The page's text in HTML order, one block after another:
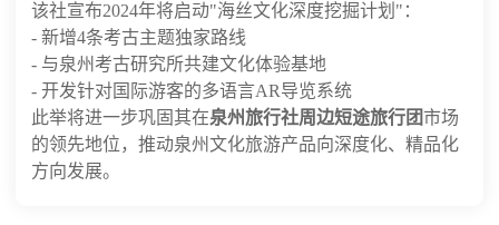
该社宣布2024年将启动"海丝文化深度挖掘计划"：
- 新增4条考古主题独家路线
- 与泉州考古研究所共建文化体验基地
- 开发针对国际游客的多语言AR导览系统
此举将进一步巩固其在泉州旅行社周边短途旅行团市场
的领先地位，推动泉州文化旅游产品向深度化、精品化
方向发展。